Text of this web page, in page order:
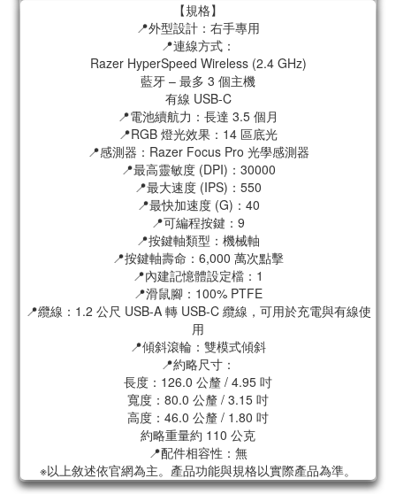
【規格】
📍外型設計：右手專用
📍連線方式：
Razer HyperSpeed Wireless (2.4 GHz)
藍牙 – 最多 3 個主機
有線 USB-C
📍電池續航力：長達 3.5 個月
📍RGB 燈光效果：14 區底光
📍感測器：Razer Focus Pro 光學感測器
📍最高靈敏度 (DPI)：30000
📍最大速度 (IPS)：550
📍最快加速度 (G)：40
📍可編程按鍵：9
📍按鍵軸類型：機械軸
📍按鍵軸壽命：6,000 萬次點擊
📍內建記憶體設定檔：1
📍滑鼠腳：100% PTFE
📍纜線：1.2 公尺 USB-A 轉 USB-C 纜線，可用於充電與有線使
用
📍傾斜滾輪：雙模式傾斜
📍約略尺寸：
長度：126.0 公釐 / 4.95 吋
寬度：80.0 公釐 / 3.15 吋
高度：46.0 公釐 / 1.80 吋
約略重量約 110 公克
📍配件相容性：無
※以上敘述依官網為主。產品功能與規格以實際產品為準。